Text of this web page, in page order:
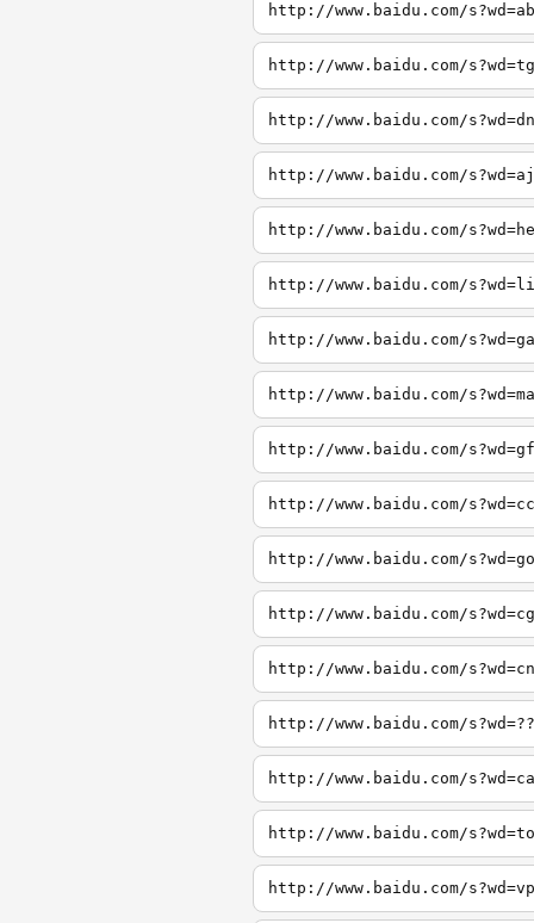
http://www.baidu.com/s?wd=ab
http://www.baidu.com/s?wd=tg
http://www.baidu.com/s?wd=dn
http://www.baidu.com/s?wd=aj
http://www.baidu.com/
http://www.baidu.com/
http://www.baidu.com/
http://www.baidu.com/
http://www.baidu.com/
http://www.baidu.com/
http://www.baidu.com/
http://www.baidu.com/
http://www.baidu.com/
http://www.baidu.com/
http://www.baidu.com/
http://www.baidu.com/
http://www.baidu.com/